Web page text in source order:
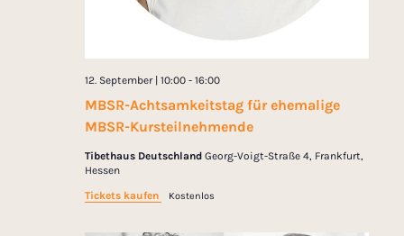
MBSR-Achtsamkeitstag für ehemalige
MBSR-Kursteilnehmende
12. September | 10:00- 16:00
Tibethaus Deutschland Georg-Voigt-Straße 4, Frankfurt,
Hessen
Tickets kaufen
Kostenlos